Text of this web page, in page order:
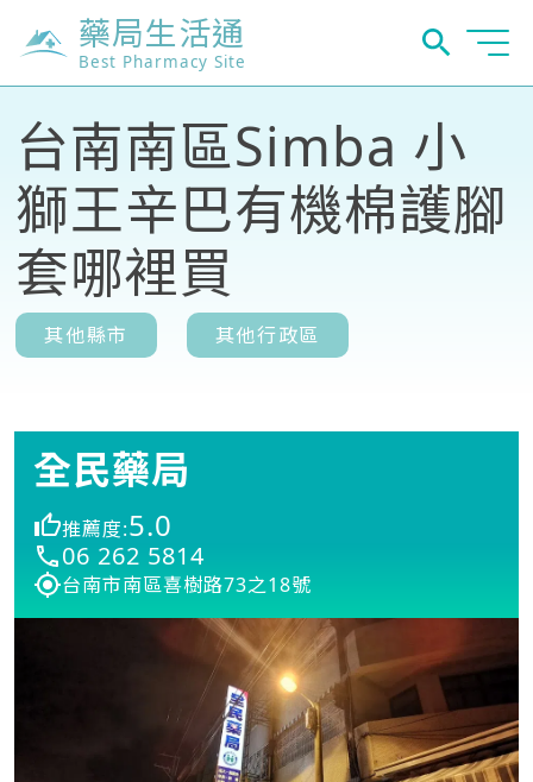
藥局生活通
Best Pharmacy Site
台南南區Simba 小
獅王辛巴有機棉護腳
套哪裡買
其他縣市 其他行政區
全民藥局
推薦度:5.0
06 262 5814
台南市南區喜樹路73之18號